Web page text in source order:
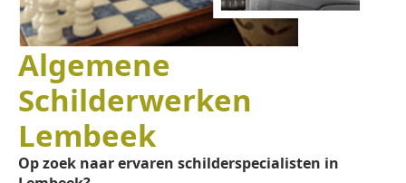
Algemene
Schilderwerken
Lembeek
Op zoek naar ervaren schilderspecialisten in